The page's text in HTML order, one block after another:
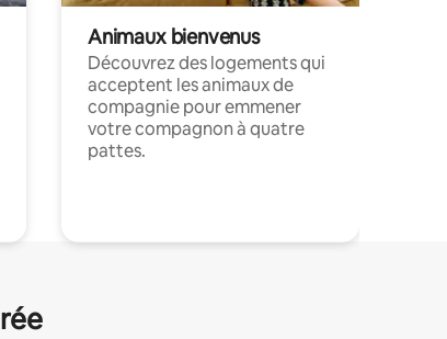
Animaux bienvenus
Découvrez des logements qui
acceptent les animaux de
compagnie pour emmener
votre compagnon à quatre
pattes.